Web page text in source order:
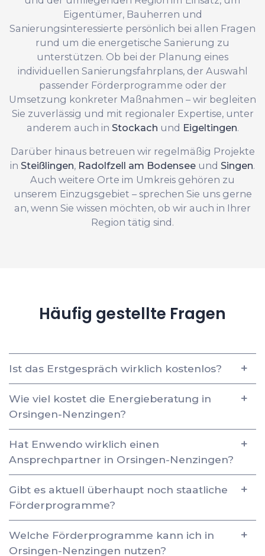
Eigentümer, Bauherren und
Sanierungsinteressierte persönlich bei allen Fragen
rund um die energetische Sanierung zu
unterstützen. Ob bei der Planung eines
individuellen Sanierungsfahrplans, der Auswahl
passender Förderprogramme oder der
Umsetzung konkreter Maßnahmen – wir begleiten
Sie zuverlässig und mit regionaler Expertise, unter
anderem auch in Stockach und Eigeltingen.
Darüber hinaus betreuen wir regelmäßig Projekte
in Steißlingen, Radolfzell am Bodensee und Singen.
Auch weitere Orte im Umkreis gehören zu
unserem Einzugsgebiet – sprechen Sie uns gerne
an, wenn Sie wissen möchten, ob wir auch in Ihrer
Region tätig sind.
Häufig gestellte Fragen
Ist das Erstgespräch wirklich kostenlos?
Wie viel kostet die Energieberatung in
Orsingen-Nenzingen?
Hat Enwendo wirklich einen
Ansprechpartner in Orsingen-Nenzingen?
Gibt es aktuell überhaupt noch staatliche
Förderprogramme?
Welche Förderprogramme kann ich in
Orsingen-Nenzingen nutzen?